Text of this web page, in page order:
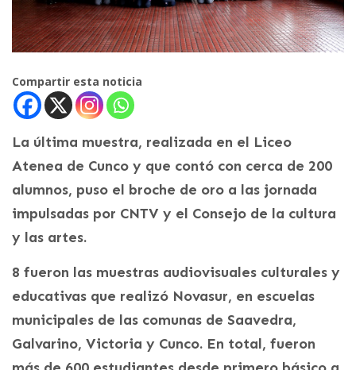
Compartir esta noticia
La última muestra, realizada en el Liceo
Atenea de Cunco y que contó con cerca de 200
alumnos, puso el broche de oro a las jornada
impulsadas por CNTV y el Consejo de la cultura
y las artes.
8 fueron las muestras audiovisuales culturales y
educativas que realizó Novasur, en escuelas
municipales de las comunas de Saavedra,
Galvarino, Victoria y Cunco. En total, fueron